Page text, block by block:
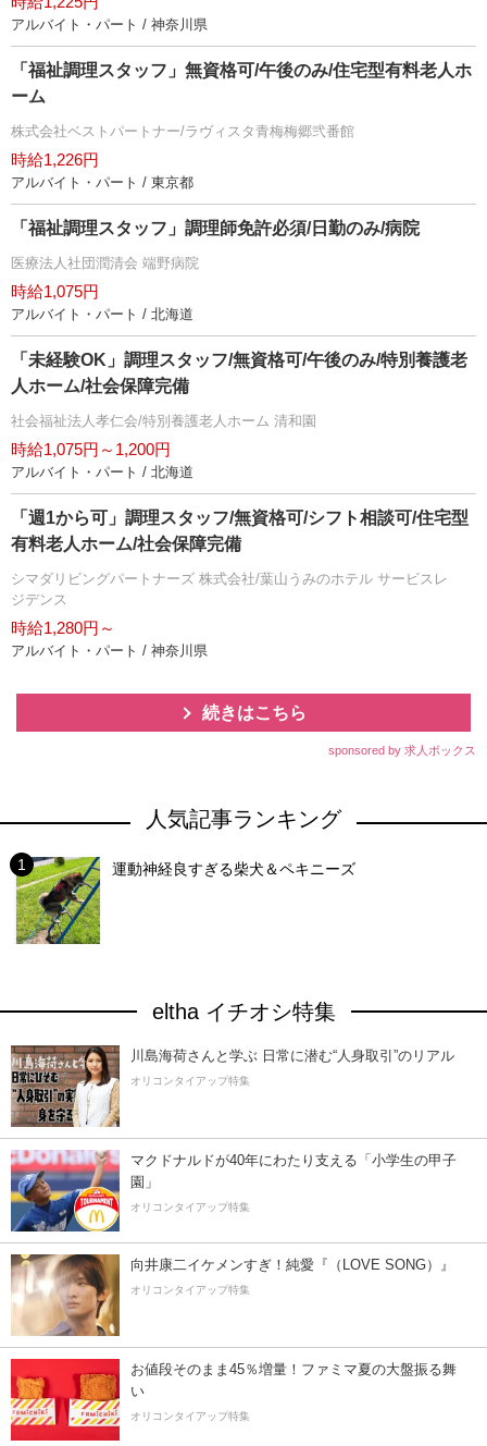
アルバイト・パート / 神奈川県
「福祉調理スタッフ」無資格可/午後のみ/住宅型有料老人ホ
ーム
株式会社ベストパートナー/ラヴィスタ青梅梅郷弐番館
時給1,226円
アルバイト・パート / 東京都
「福祉調理スタッフ」調理師免許必須/日勤のみ/病院
医療法人社団潤清会 端野病院
時給1,075円
アルバイト・パート / 北海道
「未経験OK」調理スタッフ/無資格可/午後のみ/特別養護老
人ホーム/社会保障完備
社会福祉法人孝仁会/特別養護老人ホーム 清和園
時給1,075円～1,200円
アルバイト・パート / 北海道
「週1から可」調理スタッフ/無資格可/シフト相談可/住宅型
有料老人ホーム/社会保障完備
シマダリビングパートナーズ 株式会社/葉山うみのホテル サービスレ
ジデンス
時給1,280円～
アルバイト・パート / 神奈川県
続きはこちら
sponsored by 求人ボックス
人気記事ランキング
運動神経良すぎる柴犬＆ペキニーズ
eltha イチオシ特集
川島海荷さんと学ぶ 日常に潜む“人身取引”のリアル
オリコンタイアップ特集
マクドナルドが40年にわたり支える「小学生の甲子
園」
オリコンタイアップ特集
向井康二イケメンすぎ！純愛『（LOVE SONG）』
オリコンタイアップ特集
お値段そのまま45％増量！ファミマ夏の大盤振る舞
い
オリコンタイアップ特集